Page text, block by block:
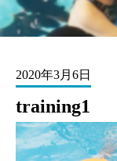
2020年3月6日
training1